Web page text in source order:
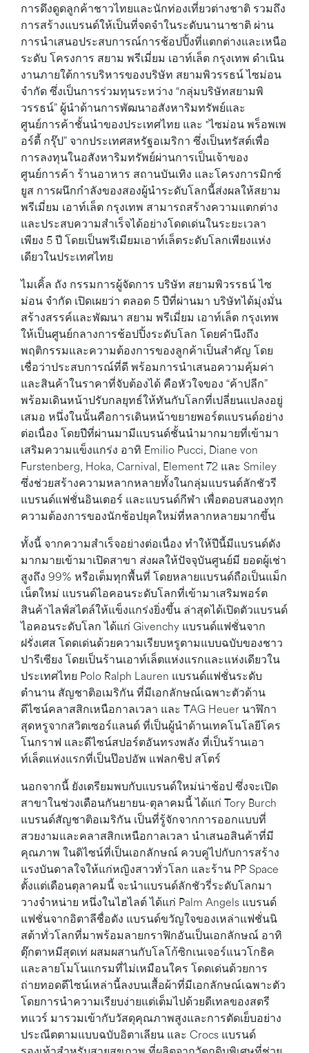
การดึงดูดลูกค้าชาวไทยและนักท่องเที่ยวต่างชาติ รวมถึง
การสร้างแบรนด์ให้เป็นที่จดจำในระดับนานาชาติ ผ่าน
การนำเสนอประสบการณ์การช้อปปิ้งที่แตกต่างและเหนือ
ระดับ โครงการ สยาม พรีเมี่ยม เอาท์เล็ต กรุงเทพ ดำเนิน
งานภายใต้การบริหารของบริษัท สยามพิวรรธน์ ไซม่อน
จำกัด ซึ่งเป็นการร่วมทุนระหว่าง “กลุ่มบริษัทสยามพิ
วรรธน์” ผู้นำด้านการพัฒนาอสังหาริมทรัพย์และ
ศูนย์การค้าชั้นนำของประเทศไทย และ "ไซม่อน พร็อพเพ
อร์ตี้ กรุ๊ป” จากประเทศสหรัฐอเมริกา ซึ่งเป็นทรัสต์เพื่อ
การลงทุนในอสังหาริมทรัพย์ผ่านการเป็นเจ้าของ
ศูนย์การค้า ร้านอาหาร สถานบันเทิง และโครงการมิกซ์
ยูส การผนึกกำลังของสองผู้นำระดับโลกนี้ส่งผลให้สยาม
พรีเมี่ยม เอาท์เล็ต กรุงเทพ สามารถสร้างความแตกต่าง
และประสบความสำเร็จได้อย่างโดดเด่นในระยะเวลา
เพียง 5 ปี โดยเป็นพรีเมียมเอาท์เล็ตระดับโลกเพียงแห่ง
เดียวในประเทศไทย
ไมเคิ้ล ถัง กรรมการผู้จัดการ บริษัท สยามพิวรรธน์ ไซ
ม่อน จำกัด เปิดเผยว่า ตลอด 5 ปีที่ผ่านมา บริษัทได้มุ่งมั่น
สร้างสรรค์และพัฒนา สยาม พรีเมี่ยม เอาท์เล็ต กรุงเทพ
ให้เป็นศูนย์กลางการช้อปปิ้งระดับโลก โดยคำนึงถึง
พฤติกรรมและความต้องการของลูกค้าเป็นสำคัญ โดย
เชื่อว่าประสบการณ์ที่ดี พร้อมการนำเสนอความคุ้มค่า
และสินค้าในราคาที่จับต้องได้ คือหัวใจของ “ค้าปลีก”
พร้อมเดินหน้าปรับกลยุทธ์ให้ทันกับโลกที่เปลี่ยนแปลงอยู่
เสมอ หนึ่งในนั้นคือการเดินหน้าขยายพอร์ตแบรนด์อย่าง
ต่อเนื่อง โดยปีที่ผ่านมามีแบรนด์ชั้นนำมากมายที่เข้ามา
เสริมความแข็งแกร่ง อาทิ Emilio Pucci, Diane von
Furstenberg, Hoka, Carnival, Element 72 และ Smiley
ซึ่งช่วยสร้างความหลากหลายทั้งในกลุ่มแบรนด์ลักชัวรี
แบรนด์แฟชั่นอินเตอร์ และแบรนด์กีฬา เพื่อตอบสนองทุก
ความต้องการของนักช้อปยุคใหม่ที่หลากหลายมากขึ้น
ทั้งนี้ จากความสำเร็จอย่างต่อเนื่อง ทำให้ปีนี้มีแบรนด์ดัง
มากมายเข้ามาเปิดสาขา ส่งผลให้ปัจจุบันศูนย์มี ยอดผู้เช่า
สูงถึง 99% หรือเต็มทุกพื้นที่ โดยหลายแบรนด์ถือเป็นแม็ก
เน็ตใหม่ แบรนด์ไอคอนระดับโลกที่เข้ามาเสริมพอร์ต
สินค้าไลฟ์สไตล์ให้แข็งแกร่งยิ่งขึ้น ล่าสุดได้เปิดตัวแบรนด์
ไอคอนระดับโลก ได้แก่ Givenchy แบรนด์แฟชั่นจาก
ฝรั่งเศส โดดเด่นด้วยความเรียบหรูตามแบบฉบับของชาว
ปารีเซียง โดยเป็นร้านเอาท์เล็ตแห่งแรกและแห่งเดียวใน
ประเทศไทย Polo Ralph Lauren แบรนด์แฟชั่นระดับ
ตำนาน สัญชาติอเมริกัน ที่มีเอกลักษณ์เฉพาะตัวด้าน
ดีไซน์คลาสสิกเหนือกาลเวลา และ TAG Heuer นาฬิกา
สุดหรูจากสวิตเซอร์แลนด์ ที่เป็นผู้นำด้านเทคโนโลยีโคร
โนกราฟ และดีไซน์สปอร์ตอันทรงพลัง ที่เป็นร้านเอา
ท์เล็ตแห่งแรกที่เป็นป๊อปอัพ แฟลกชิป สโตร์
นอกจากนี้ ยังเตรียมพบกับแบรนด์ใหม่น่าช้อป ซึ่งจะเปิด
สาขาในช่วงเดือนกันยายน-ตุลาคมนี้ ได้แก่ Tory Burch
แบรนด์สัญชาติอเมริกัน เป็นที่รู้จักจากการออกแบบที่
สวยงามและคลาสสิกเหนือกาลเวลา นำเสนอสินค้าที่มี
คุณภาพ ในดิไซน์ที่เป็นเอกลักษณ์ ควบคู่ไปกับการสร้าง
แรงบันดาลใจให้แก่หญิงสาวทั่วโลก และร้าน PP Space
ตั้งแต่เดือนตุลาคมนี้ จะนำแบรนด์ลักชัวรี่ระดับโลกมา
วางจำหน่าย หนึ่งในไฮไลต์ ได้แก่ Palm Angels แบรนด์
แฟชั่นจากอิตาลีชื่อดัง แบรนด์ขวัญใจของเหล่าแฟชั่นนิ
สต้าทั่วโลกที่มาพร้อมลายกราฟิกอันเป็นเอกลักษณ์ อาทิ
ตุ๊กตาหมีสุดเท่ ผสมผสานกับโลโก้ซิกเนเจอร์แนวโกธิค
และลายโมโนแกรมที่ไม่เหมือนใคร โดดเด่นด้วยการ
ถ่ายทอดดีไซน์เหล่านี้ลงบนเสื้อผ้าที่มีเอกลักษณ์เฉพาะตัว
โดยการนำความเรียบง่ายแต่เต็มไปด้วยดีเทลของสตรี
ทแวร์ มารวมเข้ากับวัสดุคุณภาพสูงและการตัดเย็บอย่าง
ประณีตตามแบบฉบับอิตาเลียน และ Crocs แบรนด์